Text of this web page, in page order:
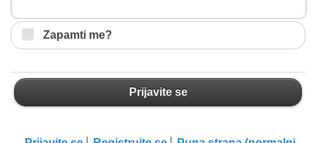
Zapamti me?
Prijavite se